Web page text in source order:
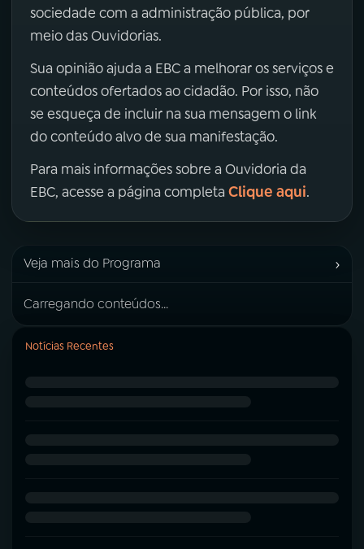
sociedade com a administração pública, por
meio das Ouvidorias.
Sua opinião ajuda a EBC a melhorar os serviços e
conteúdos ofertados ao cidadão. Por isso, não
se esqueça de incluir na sua mensagem o link
do conteúdo alvo de sua manifestação.
Para mais informações sobre a Ouvidoria da
EBC, acesse a página completa Clique aqui.
Veja mais do Programa ›
Carregando conteúdos...
Notícias Recentes